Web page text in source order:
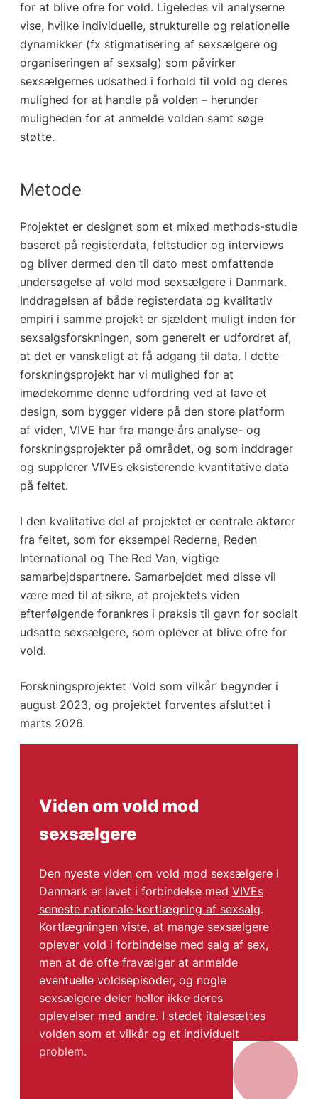
for at blive ofre for vold. Ligeledes vil analyserne
vise, hvilke individuelle, strukturelle og relationelle
dynamikker (fx stigmatisering af sexsælgere og
organiseringen af sexsalg) som påvirker
sexsælgernes udsathed i forhold til vold og deres
mulighed for at handle på volden – herunder
muligheden for at anmelde volden samt søge
støtte.
Metode
Projektet er designet som et mixed methods-studie
baseret på registerdata, feltstudier og interviews
og bliver dermed den til dato mest omfattende
undersøgelse af vold mod sexsælgere i Danmark.
Inddragelsen af både registerdata og kvalitativ
empiri i samme projekt er sjældent muligt inden for
sexsalgsforskningen, som generelt er udfordret af,
at det er vanskeligt at få adgang til data. I dette
forskningsprojekt har vi mulighed for at
imødekomme denne udfordring ved at lave et
design, som bygger videre på den store platform
af viden, VIVE har fra mange års analyse- og
forskningsprojekter på området, og som inddrager
og supplerer VIVEs eksisterende kvantitative data
på feltet.
I den kvalitative del af projektet er centrale aktører
fra feltet, som for eksempel Rederne, Reden
International og The Red Van, vigtige
samarbejdspartnere. Samarbejdet med disse vil
være med til at sikre, at projektets viden
efterfølgende forankres i praksis til gavn for socialt
udsatte sexsælgere, som oplever at blive ofre for
vold.
Forskningsprojektet ’Vold som vilkår’ begynder i
august 2023, og projektet forventes afsluttet i
marts 2026.
Viden om vold mod
sexsælgere
Den nyeste viden om vold mod sexsælgere i
Danmark er lavet i forbindelse med VIVEs
seneste nationale kortlægning af sexsalg.
Kortlægningen viste, at mange sexsælgere
oplever vold i forbindelse med salg af sex,
men at de ofte fravælger at anmelde
eventuelle voldsepisoder, og nogle
sexsælgere deler heller ikke deres
oplevelser med andre. I stedet italesættes
volden som et vilkår og et individuelt
problem.